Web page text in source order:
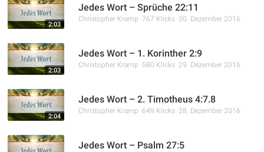
2:03
Jedes Wort – Sprüche 22:11
Christopher Kramp 767 Klicks 30. Dezember 2016
2:03
Jedes Wort – 1. Korinther 2:9
Christopher Kramp 580 Klicks 29. Dezember 2016
2:04
Jedes Wort – 2. Timotheus 4:7.8
Christopher Kramp 649 Klicks 28. Dezember 2016
Jedes Wort – Psalm 27:5